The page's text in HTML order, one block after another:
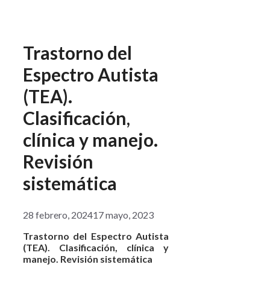
Trastorno del
Espectro Autista
(TEA).
Clasificación,
clínica y manejo.
Revisión
sistemática
28 febrero, 202417 mayo, 2023
Trastorno del Espectro Autista
(TEA). Clasificación, clínica y
manejo. Revisión sistemática